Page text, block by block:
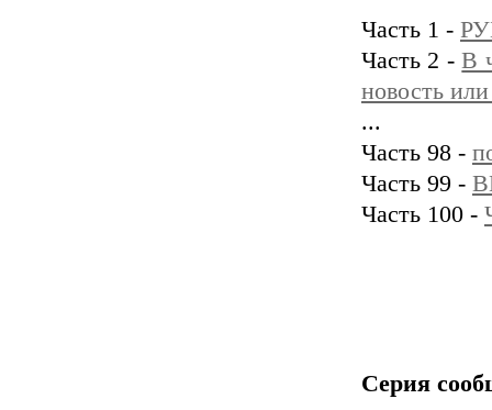
Часть 1 -
Часть 2 -В
новость
...
Часть 98 -
Часть 99 -
Часть 100 -
Серия